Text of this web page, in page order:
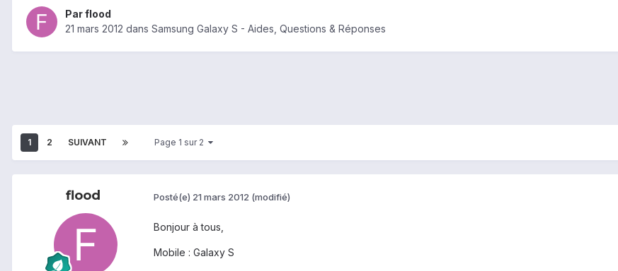
Parflood
21 mars 2012 dans Samsung Galaxy S - Aides, Questions & Réponses
1 2 SUIVANT Page 1 sur 2
flood Posté(e) 21 mars 2012 (modifié)
Bonjour à tous,
Mobile : Galaxy S